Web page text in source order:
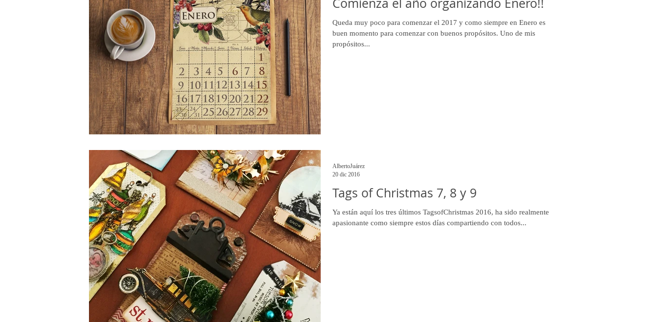
Queda muy poco para comenzar el 2017 y como siempre en Enero es
buen momento para comenzar con buenos propósitos. Uno de mis
propósitos...
Tags of Christmas 7, 8 y 9
Ya están aquí los tres últimos TagsofChristmas 2016, ha sido realmente
apasionante como siempre estos días compartiendo con todos...
AlbertoJuárez
20 dic 2016